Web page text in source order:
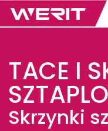
TACE I
Skrzynki